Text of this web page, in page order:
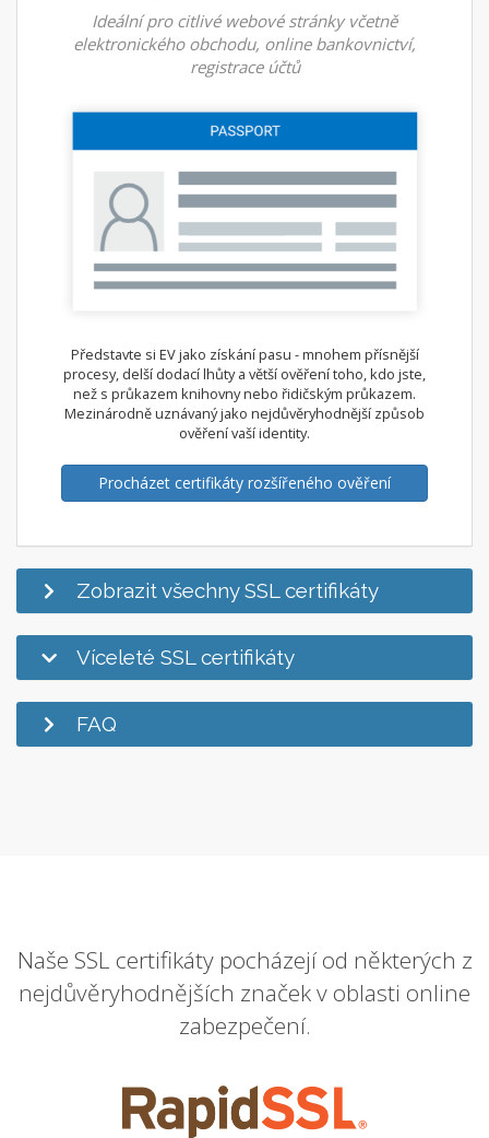
Ideální pro citlivé webové stránky včetně
elektronického obchodu, online bankovnictví,
registrace účtů
Představte si EV jako získání pasu - mnohem přísnější
procesy, delší dodací lhůty a větší ověření toho, kdo jste,
než s průkazem knihovny nebo řidičským průkazem.
Mezinárodně uznávaný jako nejdůvěryhodnější způsob
ověření vaší identity.
Procházet certifikáty rozšířeného ověření
Zobrazit všechny SSL certifikáty
Víceleté SSL certifikáty
FAQ
Naše SSL certifikáty pocházejí od některých z
nejdůvěryhodnějších značek v oblasti online
zabezpečení.